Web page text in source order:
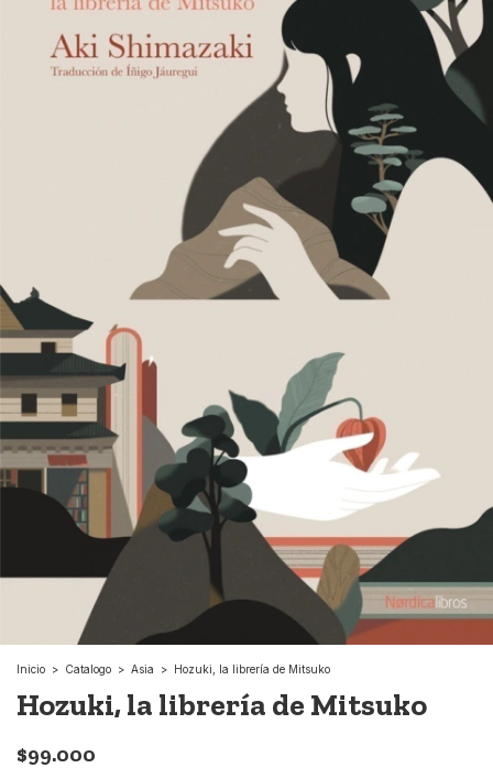
Inicio > Catalogo > Asia > Hozuki, la librería de Mitsuko
Hozuki, la librería de Mitsuko
$99.000